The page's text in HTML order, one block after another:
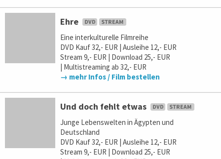
Ehre
Eine interkulturelle Filmreihe
DVD Kauf 32,- EUR | Ausleihe 12,- EUR
Stream 9,- EUR | Download 25,- EUR
| Multistreaming ab 32,- EUR
→ mehr Infos / Film bestellen
Und doch fehlt etwas
Junge Lebenswelten in Ägypten und
Deutschland
DVD Kauf 32,- EUR | Ausleihe 12,- EUR
Stream 9,- EUR | Download 25,- EUR